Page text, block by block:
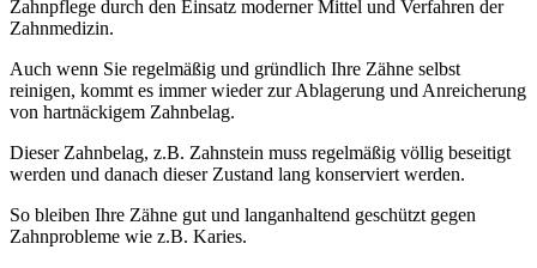
Zahnpflege durch den Einsatz moderner Mittel und Verfahren der
Zahnmedizin.
Auch wenn Sie regelmäßig und gründlich Ihre Zähne selbst
reinigen, kommt es immer wieder zur Ablagerung und Anreicherung
von hartnäckigem Zahnbelag.
Dieser Zahnbelag, z.B. Zahnstein muss regelmäßig völlig beseitigt
werden und danach dieser Zustand lang konserviert werden.
So bleiben Ihre Zähne gut und langanhaltend geschützt gegen
Zahnprobleme wie z.B. Karies.